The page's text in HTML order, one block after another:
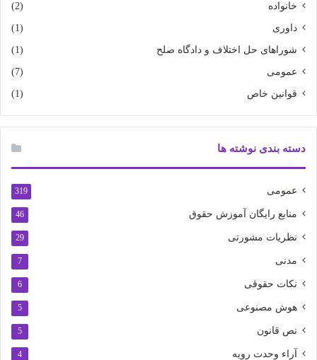
خانواده (2)
داوری (1)
شوراهای حل اختلاف و دادگاه صلح (1)
عمومی (7)
قوانین خاص (1)
دسته بندی نوشته ها
عمومی 319
منابع رایگان آموزش حقوق 46
نظریات مشورتی 29
مدنی 7
نکات حقوقی 6
هوش مصنوعی 5
نص قانون 5
آراء وحدت رویه 4